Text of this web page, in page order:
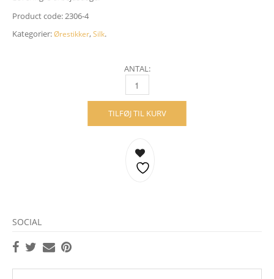
Product code:2306-4
Kategorier:Ørestikker,Silk.
ANTAL:
SILK ØRESTIKKER – 18 KARAT GULD
TILFØJ TIL KURV
SOCIAL